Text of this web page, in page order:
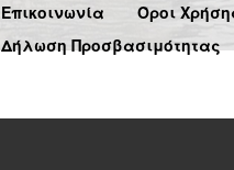
Επικοινωνία
Όροι
Δήλωση Προσβασιμότητας